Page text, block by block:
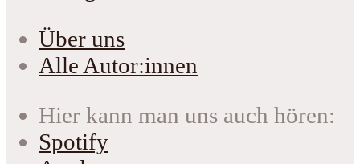
Über uns
Alle Autor:innen
Hier kann man uns auch hören:
Spotify